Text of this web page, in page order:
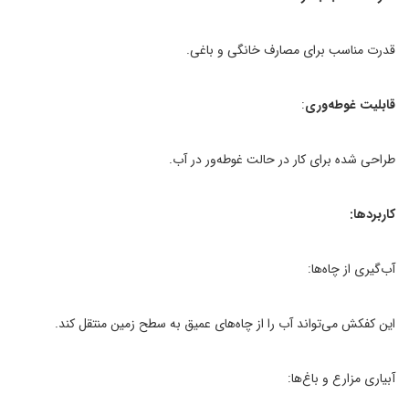
قدرت مناسب برای مصارف خانگی و باغی.
قابلیت غوطه‌وری:
طراحی شده برای کار در حالت غوطه‌ور در آب.
کاربردها:
آب‌گیری از چاه‌ها:
این کفکش می‌تواند آب را از چاه‌های عمیق به سطح زمین منتقل کند.
آبیاری مزارع و باغ‌ها: